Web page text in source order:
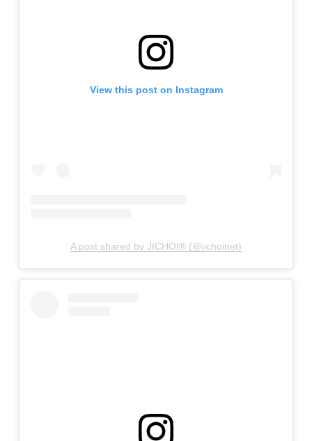
View this post on Instagram
A post shared by JICHOI® (@jichoinet)